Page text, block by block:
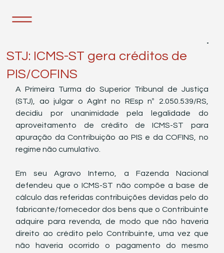
STJ: ICMS-ST gera créditos de
PIS/COFINS
A Primeira Turma do Superior Tribunal de Justiça
(STJ), ao julgar o AgInt no REsp nº 2.050.539/RS,
decidiu por unanimidade pela legalidade do
aproveitamento de crédito de ICMS-ST para
apuração da Contribuição ao PIS e da COFINS, no
regime não cumulativo.
Em seu Agravo Interno, a Fazenda Nacional
defendeu que o ICMS-ST não compõe a base de
cálculo das referidas contribuições devidas pelo do
fabricante/fornecedor dos bens que o Contribuinte
adquire para revenda, de modo que não haveria
direito ao crédito pelo Contribuinte, uma vez que
não haveria ocorrido o pagamento do mesmo